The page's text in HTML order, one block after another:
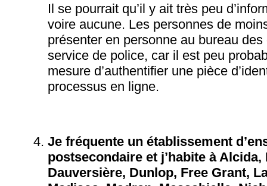
Il se pourrait qu’il y ait très peu
voire aucune. Les personnes de
présenter en personne au bureau
service de police, car il est peu
mesure d’authentifier une pièce
processus en ligne.
Je fréquente un établissement
postsecondaire et j’habite à
Dauversière, Dunlop, Free Grant,